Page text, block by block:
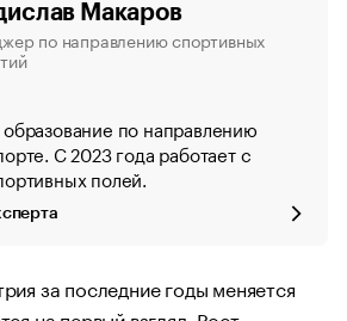
Макаров
по направлению спортивных
по направлению
С 2023 года работает с
полей.
за последние годы меняется